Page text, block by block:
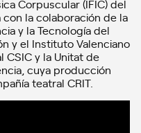
Corpuscular (IFIC) del
con la colaboración de la
y la Tecnología del
y el Instituto Valenciano
CSIC y la Unitat de
cuya producción
teatral CRIT.